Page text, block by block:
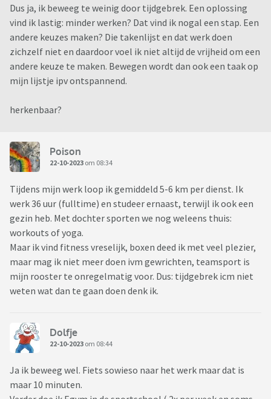
Dus ja, ik beweeg te weinig door tijdgebrek. Een oplossing
vind ik lastig: minder werken? Dat vind ik nogal een stap. Een
andere keuzes maken? Die takenlijst en dat werk doen
zichzelf niet en daardoor voel ik niet altijd de vrijheid om een
andere keuze te maken. Bewegen wordt dan ook een taak op
mijn lijstje ipv ontspannend.
herkenbaar?
Poison
22-10-2023 om 08:34
Tijdens mijn werk loop ik gemiddeld 5-6 km per dienst. Ik
werk 36 uur (fulltime) en studeer ernaast, terwijl ik ook een
gezin heb. Met dochter sporten we nog weleens thuis:
workouts of yoga.
Maar ik vind fitness vreselijk, boxen deed ik met veel plezier,
maar mag ik niet meer doen ivm gewrichten, teamsport is
mijn rooster te onregelmatig voor. Dus: tijdgebrek icm niet
weten wat dan te gaan doen denk ik.
Dolfje
22-10-2023 om 08:44
Ja ik beweeg wel. Fiets sowieso naar het werk maar dat is
maar 10 minuten.